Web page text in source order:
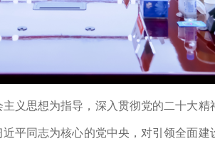
义思想为指导，深入贯彻党的二十大
平同志为核心的党中央，对引领全面